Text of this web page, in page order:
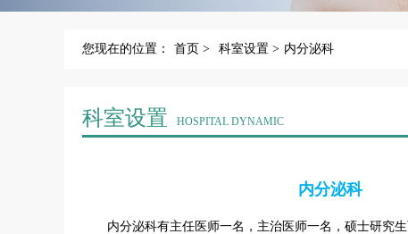
您现在的位置： 首页 > 科室设置 > 内分泌科
科室设置 HOSPITAL DYNAMIC
内分泌科
内分泌科有主任医师一名，主治医师一名，硕士研究生